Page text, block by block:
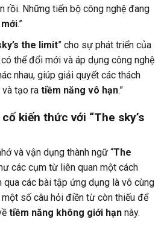
rồi. Những tiến bộ công nghệ đang
.”
the limit” cho sự phát triển của
thể đổi mới và áp dụng công nghệ
nhau, giúp giải quyết các thách
tạo ra tiềm năng vô hạn.”
kiến thức với “The sky’s
và vận dụng thành ngữ “The
các cụm từ liên quan một cách
qua các bài tập ứng dụng là vô cùng
số câu hỏi điền từ còn thiếu để
tiềm năng không giới hạn này.